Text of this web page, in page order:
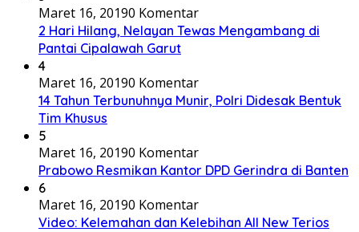
Maret 16, 20190 Komentar
2 Hari Hilang, Nelayan Tewas Mengambang di
Pantai Cipalawah Garut
4
Maret 16, 20190 Komentar
14 Tahun Terbunuhnya Munir, Polri Didesak Bentuk
Tim Khusus
5
Maret 16, 20190 Komentar
Prabowo Resmikan Kantor DPD Gerindra di Banten
6
Maret 16, 20190 Komentar
Video: Kelemahan dan Kelebihan All New Terios